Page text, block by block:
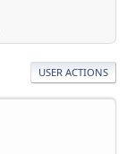
USER ACTIONS